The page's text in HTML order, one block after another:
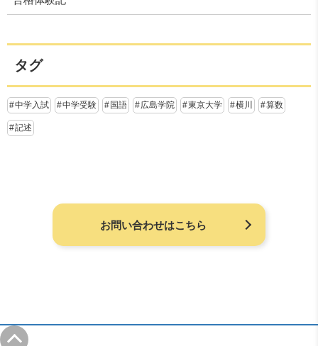
タグ
中学入試 中学受験 国語 広島学院 東京大学 横川 算数
記述
お問い合わせはこちら